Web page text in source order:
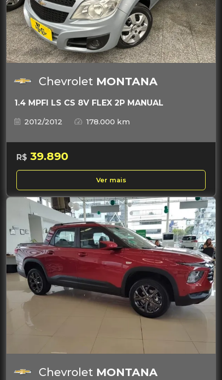
Chevrolet MONTANA
1.4 MPFI LS CS 8V FLEX 2P MANUAL
2012/2012
178.000 km
R$ 39.890
Ver mais
Chevrolet MONTANA